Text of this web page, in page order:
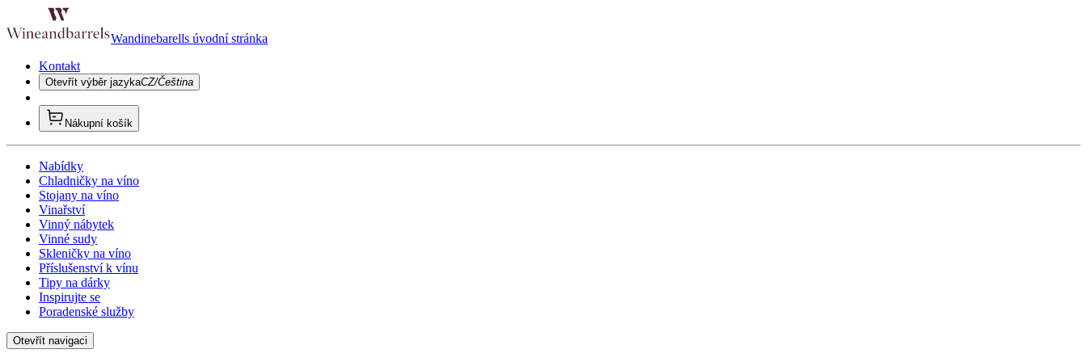
Wandinebarells úvodní stránka
Kontakt
Otevřít výběr jazykaCZ/Čeština
Nákupní košík
Nabídky
Chladničky na víno
Stojany na víno
Vinařství
Vinný nábytek
Vinné sudy
Skleničky na víno
Příslušenství k vínu
Tipy na dárky
Inspirujte se
Poradenské služby
Otevřít navigaci